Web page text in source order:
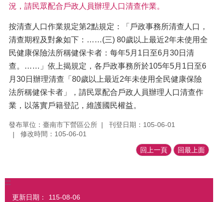
況，請民眾配合戶政人員辦理人口清查作業。
按清查人口作業規定第2點規定：「戶政事務所清查人口，
清查期程及對象如下：……(三) 80歲以上最近2年未使用全
民健康保險法所稱健保卡者：每年5月1日至6月30日清
查。……」依上揭規定，各戶政事務所於105年5月1日至6
月30日辦理清查「80歲以上最近2年未使用全民健康保險
法所稱健保卡者」，請民眾配合戶政人員辦理人口清查作
業，以落實戶籍登記，維護國民權益。
發布單位：臺南市下營區公所
刊登日期：105-06-01
修改時間：105-06-01
回上一頁 回最上面
:::
更新日期： 115-08-06